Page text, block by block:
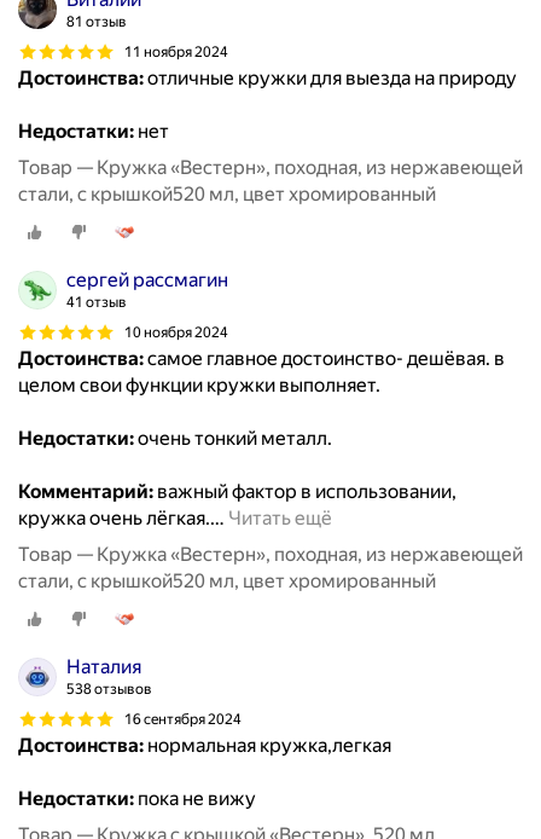
81 отзыв
11 ноября 2024
Достоинства:отличные кружки для выезда на природу
Недостатки: нет
Товар — Кружка «Вестерн», походная, из нержавеющей
стали, с крышкой520 мл, цвет хромированный
сергей рассмагин
41 отзыв
10 ноября 2024
Достоинства:самое главное достоинство- дешёвая. в
целом свои функции кружки выполняет.
Недостатки:очень тонкий металл.
Комментарий: важный фактор в использовании,
кружка очень лёгкая.… Читать ещё
Товар — Кружка «Вестерн», походная, из нержавеющей
стали, с крышкой520 мл, цвет хромированный
Наталия
538 отзывов
16 сентября 2024
Достоинства: нормальная кружка,легкая
Недостатки: пока не вижу